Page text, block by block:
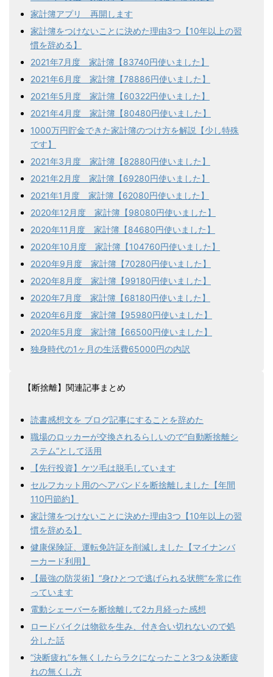
家計簿アプリ 再開します
家計簿をつけないことに決めた理由3つ【10年以上の習
慣を辞める】
2021年7月度 家計簿【83740円使いました】
2021年6月度 家計簿【78886円使いました】
2021年5月度 家計簿【60322円使いました】
2021年4月度 家計簿【80480円使いました】
1000万円貯金できた家計簿のつけ方を解説【少し特殊
です】
2021年3月度 家計簿【82880円使いました】
2021年2月度 家計簿【69280円使いました】
2021年1月度 家計簿【62080円使いました】
2020年12月度 家計簿【98080円使いました】
2020年11月度 家計簿【84680円使いました】
2020年10月度 家計簿【104760円使いました】
2020年9月度 家計簿【70280円使いました】
2020年8月度 家計簿【99180円使いました】
2020年7月度 家計簿【68180円使いました】
2020年6月度 家計簿【95980円使いました】
2020年5月度 家計簿【66500円使いました】
独身時代の1ヶ月の生活費65000円の内訳
【断捨離】関連記事まとめ
読書感想文を ブログ記事にすることを辞めた
職場のロッカーが交換されるらしいので“自動断捨離シ
ステム“として活用
【先行投資】ケツ毛は脱毛しています
セルフカット用のヘアバンドを断捨離しました【年間
110円節約】
家計簿をつけないことに決めた理由3つ【10年以上の習
慣を辞める】
健康保険証、運転免許証を削減しました【マイナンバ
ーカード利用】
【最強の防災術】“身ひとつで逃げられる状態“を常に作
っています
電動シェーバーを断捨離して2カ月経った感想
ロードバイクは物欲を生み、付き合い切れないので処
分した話
”決断疲れ”を無くしたらラクになったこと3つ＆決断疲
れの無くし方